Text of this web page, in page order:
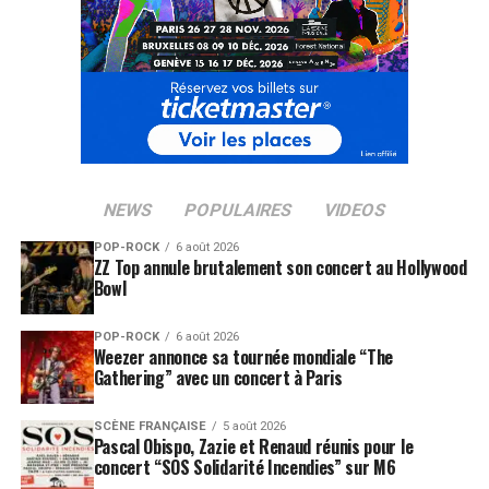
dessous.
SUJETS ASSOCIÉS:
NEWS POPULAIRES VIDEOS
POP-ROCK 6 août 2026
ZZ Top annule brutalement son concert au Hollywood
Bowl
POP-ROCK 6 août 2026
Weezer annonce sa tournée mondiale “The
Gathering” avec un concert à Paris
SCÈNE FRANÇAISE 5 août 2026
Pascal Obispo, Zazie et Renaud réunis pour le
concert “SOS Solidarité Incendies” sur M6